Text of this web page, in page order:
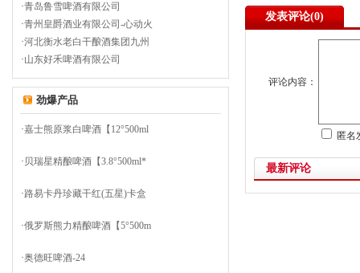
·青岛鲁雪啤酒有限公司
·青州皇爵酒业有限公司-心动火
·河北衡水老白干酿酒集团九州
·山东好禾啤酒有限公司
劲爆产品
·嘉士熊原浆白啤酒【12°500ml
· 贝瑞星精酿啤酒【3.8°500ml*
·路易卡丹珍藏干红(五星)卡盒
·俄罗斯熊力精酿啤酒【5°500m
·奥德旺啤酒-24
发表评论(0)
评论内容：
匿
最新评论